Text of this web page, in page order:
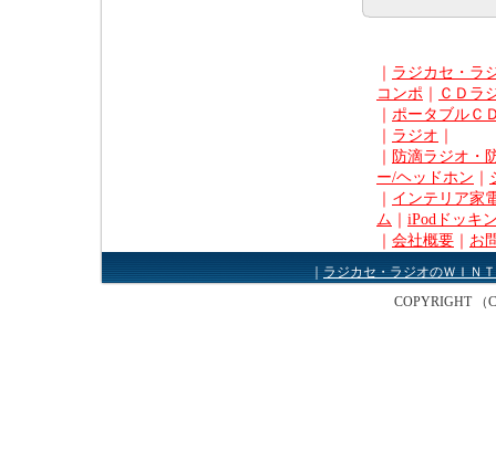
｜ ラジカセ・ラ
コンポ ｜ ＣＤラ
｜ ポータブルＣ
｜ ラジオ ｜
｜ 防滴ラジオ・
ー/ヘッドホン ｜
｜ インテリア家
ム ｜ iPodドッキ
｜ 会社概要 ｜ お
｜ラジカセ・ラジオのＷＩＮ
COPYRIGHT （